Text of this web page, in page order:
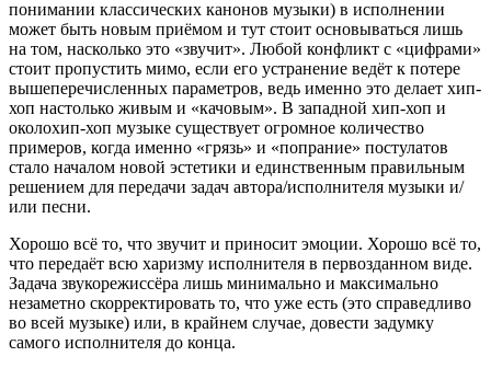
понимании классических канонов музыки) в исполнении
может быть новым приёмом и тут стоит основываться лишь
на том, насколько это «звучит». Любой конфликт с «цифрами»
стоит пропустить мимо, если его устранение ведёт к потере
вышеперечисленных параметров, ведь именно это делает хип-
хоп настолько живым и «качовым». В западной хип-хоп и
околохип-хоп музыке существует огромное количество
примеров, когда именно «грязь» и «попрание» постулатов
стало началом новой эстетики и единственным правильным
решением для передачи задач автора/исполнителя музыки и/
или песни.
Хорошо всё то, что звучит и приносит эмоции. Хорошо всё то,
что передаёт всю харизму исполнителя в первозданном виде.
Задача звукорежиссёра лишь минимально и максимально
незаметно скорректировать то, что уже есть (это справедливо
во всей музыке) или, в крайнем случае, довести задумку
самого исполнителя до конца.